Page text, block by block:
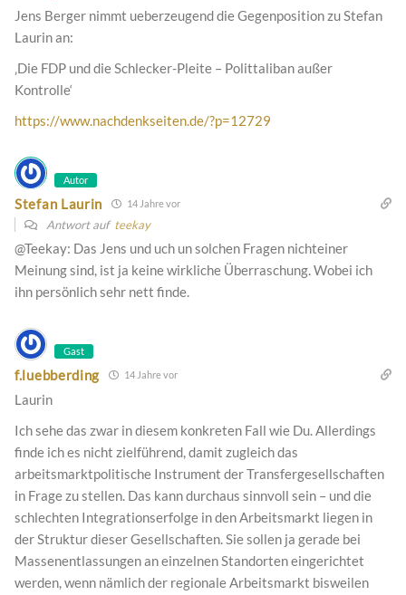
Jens Berger nimmt ueberzeugend die Gegenposition zu Stefan
Laurin an:
‚Die FDP und die Schlecker-Pleite – Polittaliban außer
Kontrolle‘
https://www.nachdenkseiten.de/?p=12729
Autor
Stefan Laurin 14 Jahre vor
Antwort auf teekay
@Teekay: Das Jens und uch un solchen Fragen nichteiner
Meinung sind, ist ja keine wirkliche Überraschung. Wobei ich
ihn persönlich sehr nett finde.
Gast
f.luebberding 14 Jahre vor
Laurin
Ich sehe das zwar in diesem konkreten Fall wie Du. Allerdings
finde ich es nicht zielführend, damit zugleich das
arbeitsmarktpolitische Instrument der Transfergesellschaften
in Frage zu stellen. Das kann durchaus sinnvoll sein – und die
schlechten Integrationserfolge in den Arbeitsmarkt liegen in
der Struktur dieser Gesellschaften. Sie sollen ja gerade bei
Massenentlassungen an einzelnen Standorten eingerichtet
werden, wenn nämlich der regionale Arbeitsmarkt bisweilen